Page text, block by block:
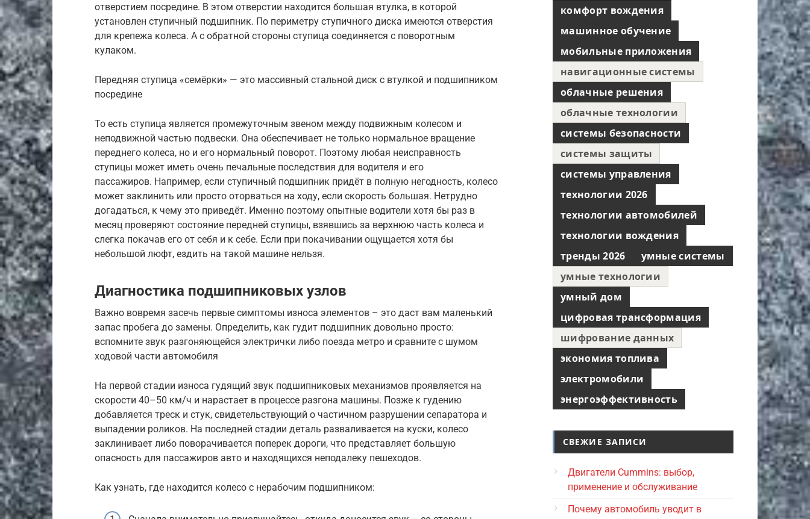
отверстием посредине. В этом отверстии находится большая втулка, в которой
установлен ступичный подшипник. По периметру ступичного диска имеются отверстия
для крепежа колеса. А с обратной стороны ступица соединяется с поворотным
кулаком.
Передняя ступица «семёрки» — это массивный стальной диск с втулкой и подшипником
посредине
То есть ступица является промежуточным звеном между подвижным колесом и
неподвижной частью подвески. Она обеспечивает не только нормальное вращение
переднего колеса, но и его нормальный поворот. Поэтому любая неисправность
ступицы может иметь очень печальные последствия для водителя и его
пассажиров. Например, если ступичный подшипник придёт в полную негодность, колесо
может заклинить или просто оторваться на ходу, если скорость большая. Нетрудно
догадаться, к чему это приведёт. Именно поэтому опытные водители хотя бы раз в
месяц проверяют состояние передней ступицы, взявшись за верхнюю часть колеса и
слегка покачав его от себя и к себе. Если при покачивании ощущается хотя бы
небольшой люфт, ездить на такой машине нельзя.
Диагностика подшипниковых узлов
Важно вовремя засечь первые симптомы износа элементов – это даст вам маленький
запас пробега до замены. Определить, как гудит подшипник довольно просто:
вспомните звук разгоняющейся электрички либо поезда метро и сравните с шумом
ходовой части автомобиля
На первой стадии износа гудящий звук подшипниковых механизмов проявляется на
скорости 40–50 км/ч и нарастает в процессе разгона машины. Позже к гудению
добавляется треск и стук, свидетельствующий о частичном разрушении сепаратора и
выпадении роликов. На последней стадии деталь разваливается на куски, колесо
заклинивает либо поворачивается поперек дороги, что представляет большую
опасность для пассажиров авто и находящихся неподалеку пешеходов.
Как узнать, где находится колесо с нерабочим подшипником:
комфорт вождения
машинное обучение
мобильные приложения
навигационные системы
облачные решения
облачные технологии
системы безопасности
системы защиты
системы управления
технологии 2026
технологии автомобилей
технологии вождения
тренды 2026
умные системы
умные технологии
умный дом
цифровая трансформация
шифрование данных
экономия топлива
электромобили
энергоэффективность
СВЕЖИЕ ЗАПИСИ
Двигатели Cummins: выбор,
применение и обслуживание
Почему автомобиль уводит в